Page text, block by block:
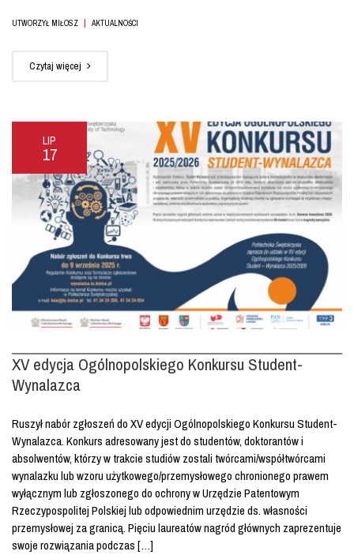
UTWORZYŁ MIŁOSZ | AKTUALNOŚCI
Czytaj więcej
LIP
17
XV edycja Ogólnopolskiego Konkursu Student-
Wynalazca
Ruszył nabór zgłoszeń do XV edycji Ogólnopolskiego Konkursu Student-
Wynalazca. Konkurs adresowany jest do studentów, doktorantów i
absolwentów, którzy w trakcie studiów zostali twórcami/współtwórcami
wynalazku lub wzoru użytkowego/przemysłowego chronionego prawem
wyłącznym lub zgłoszonego do ochrony w Urzędzie Patentowym
Rzeczypospolitej Polskiej lub odpowiednim urzędzie ds. własności
przemysłowej za granicą. Pięciu laureatów nagród głównych zaprezentuje
swoje rozwiązania podczas […]